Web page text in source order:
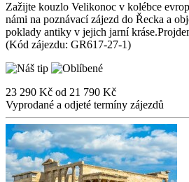
Zažijte kouzlo Velikonoc v kolébce
námi na poznávací zájezd do Řecka a
poklady antiky v jejich jarní
(Kód zájezdu: GR617-27-1)
23 290 Kč od 21 790 Kč
Vyprodané a odjeté termíny zájezdů